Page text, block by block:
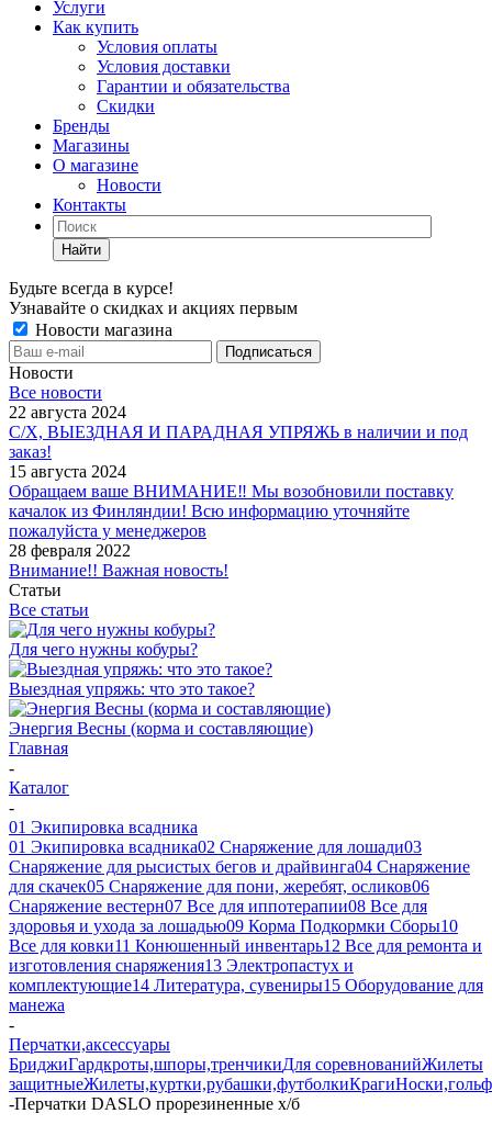
Услуги
Как купить
Условия оплаты
Условия доставки
Гарантии и обязательства
Скидки
Бренды
Магазины
О магазине
Новости
Контакты
Найти
Будьте всегда в курсе!
Узнавайте о скидках и акциях первым
Новости магазина
Новости
Все новости
22 августа 2024
С/Х, ВЫЕЗДНАЯ И ПАРАДНАЯ УПРЯЖЬ в наличии и под
заказ!
15 августа 2024
Обращаем ваше ВНИМАНИЕ‼ Мы возобновили поставку
качалок из Финляндии! Всю информацию уточняйте
пожалуйста у менеджеров
28 февраля 2022
Внимание!! Важная новость!
Статьи
Все статьи
Для чего нужны кобуры?
Выездная упряжь: что это такое?
Энергия Весны (корма и составляющие)
Главная
-
Каталог
-
01 Экипировка всадника
01 Экипировка всадника02 Снаряжение для лошади03
Снаряжение для рысистых бегов и драйвинга04 Снаряжение
для скачек05 Снаряжение для пони, жеребят, осликов06
Снаряжение вестерн07 Все для иппотерапии08 Все для
здоровья и ухода за лошадью09 Корма Подкормки Сборы10
Все для ковки11 Конюшенный инвентарь12 Все для ремонта и
изготовления снаряжения13 Электропастух и
комплектующие14 Литература, сувениры15 Оборудование для
манежа
-
Перчатки,аксессуары
БриджиГардкроты,шпоры,тренчикиДля соревнованийЖилеты
защитныеЖилеты,куртки,рубашки,футболкиКраги
-Перчатки DASLO прорезиненные x/б